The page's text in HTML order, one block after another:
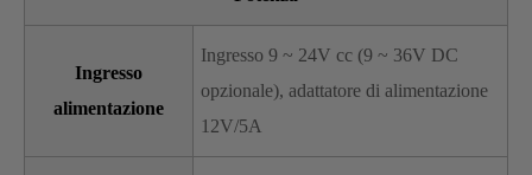
Ingresso
alimentazione
Ingresso 9 ~ 24V cc (9 ~ 36V DC
opzionale), adattatore di alimentazione
12V/5A